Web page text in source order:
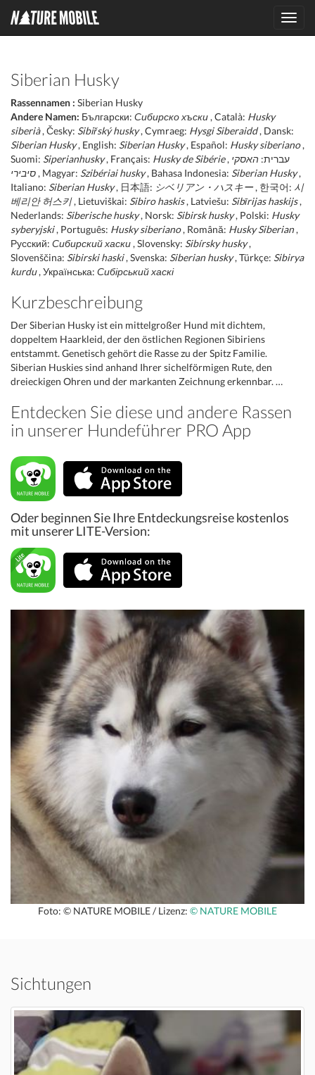
Siberian Husky
Rassennamen : Siberian Husky
Andere Namen: Български: Сибирско хъски , Català: Husky
siberià, Česky: Sibiřský husky, Cymraeg: Hysgi Siberaidd, Dansk:
Siberian Husky, English: Siberian Husky, Español: Husky siberiano,
Suomi: Siperianhusky, Français: Husky de Sibérie , עברית: האסקי
סיבירי , Magyar: Szibériai husky, Bahasa Indonesia: Siberian Husky,
Italiano: Siberian Husky, 日本語: シベリアン・ハスキー, 한국어: 시
베리안 허스키, Lietuviškai: Sibiro haskis, Latviešu: Sibīrijas haskijs,
Nederlands: Siberische husky, Norsk: Sibirsk husky, Polski: Husky
syberyjski, Português: Husky siberiano, Română: Husky Siberian,
Русский: Сибирский хаски , Slovensky: Sibírsky husky,
Slovenščina: Sibirski haski, Svenska: Siberian husky, Türkçe: Sibirya
kurdu, Українська: Сибірський хаскі
Kurzbeschreibung
Der Siberian Husky ist ein mittelgroßer Hund mit dichtem,
doppeltem Haarkleid, der den östlichen Regionen Sibiriens
entstammt. Genetisch gehört die Rasse zu der Spitz Familie.
Siberian Huskies sind anhand Ihrer sichelförmigen Rute, den
dreieckigen Ohren und der markanten Zeichnung erkennbar. …
Entdecken Sie diese und andere Rassen
in unserer Hundeführer PRO App
Oder beginnen Sie Ihre Entdeckungsreise kostenlos
mit unserer LITE-Version:
Foto: © NATURE MOBILE / Lizenz: © NATURE MOBILE
Sichtungen